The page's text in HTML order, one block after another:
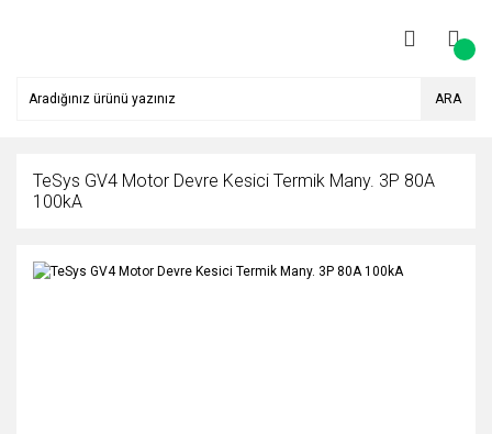
ARA
TeSys GV4 Motor Devre Kesici Termik Many. 3P 80A
100kA